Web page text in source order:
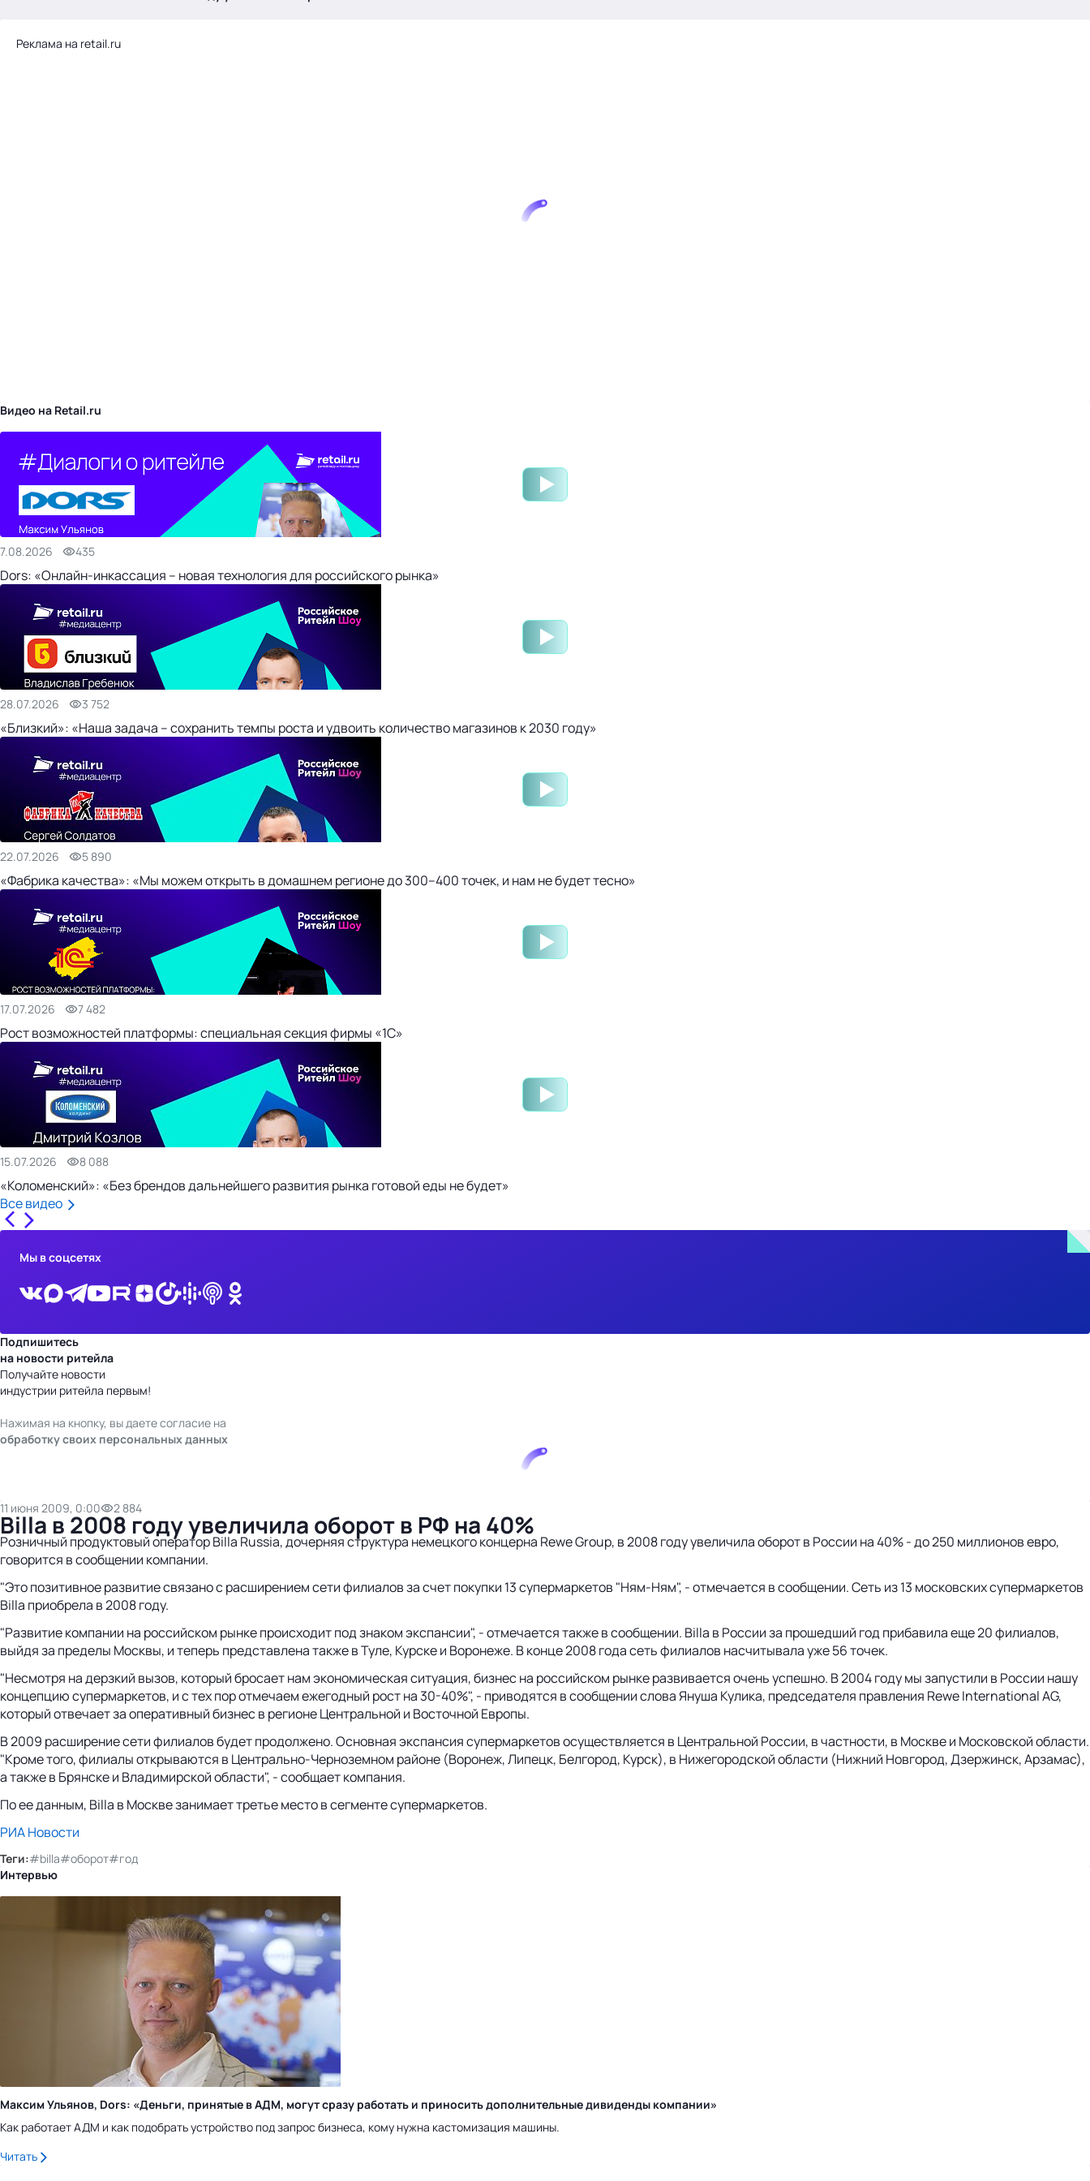
Реклама на retail.ru
Видео на Retail.ru
7.08.2026 435
Dors: «Онлайн-инкассация – новая технология для российского рынка»
28.07.2026 3 752
«Близкий»: «Наша задача – сохранить темпы роста и удвоить количество магазинов к 2030 году»
22.07.2026 5 890
«Фабрика качества»: «Мы можем открыть в домашнем регионе до 300–400 точек, и нам не будет тесно»
17.07.2026 7 482
Рост возможностей платформы: специальная секция фирмы «1С»
15.07.2026 8 088
«Коломенский»: «Без брендов дальнейшего развития рынка готовой еды не будет»
Все видео
Мы в соцсетях
Подпишитесь
на новости ритейла
Получайте новости
индустрии ритейла первым!
Нажимая на кнопку, вы даете согласие на
обработку своих персональных данных
11 июня 2009, 0:00 2 884
Billa в 2008 году увеличила оборот в РФ на 40%
Розничный продуктовый оператор Billa Russia, дочерняя структура немецкого концерна Rewe Group, в 2008 году увеличила оборот в России на 40% - до 250 миллионов евро,
говорится в сообщении компании.
"Это позитивное развитие связано с расширением сети филиалов за счет покупки 13 супермаркетов "Ням-Ням", - отмечается в сообщении. Сеть из 13 московских супермаркетов
Billa приобрела в 2008 году.
"Развитие компании на российском рынке происходит под знаком экспансии", - отмечается также в сообщении. Billa в России за прошедший год прибавила еще 20 филиалов,
выйдя за пределы Москвы, и теперь представлена также в Туле, Курске и Воронеже. В конце 2008 года сеть филиалов насчитывала уже 56 точек.
"Несмотря на дерзкий вызов, который бросает нам экономическая ситуация, бизнес на российском рынке развивается очень успешно. В 2004 году мы запустили в России нашу
концепцию супермаркетов, и с тех пор отмечаем ежегодный рост на 30-40%", - приводятся в сообщении слова Януша Кулика, председателя правления Rewe International AG,
который отвечает за оперативный бизнес в регионе Центральной и Восточной Европы.
В 2009 расширение сети филиалов будет продолжено. Основная экспансия супермаркетов осуществляется в Центральной России, в частности, в Москве и Московской области.
"Кроме того, филиалы открываются в Центрально-Черноземном районе (Воронеж, Липецк, Белгород, Курск), в Нижегородской области (Нижний Новгород, Дзержинск, Арзамас),
а также в Брянске и Владимирской области", - сообщает компания.
По ее данным, Billa в Москве занимает третье место в сегменте супермаркетов.
РИА Новости
Теги:#billa#оборот#год
Интервью
Максим Ульянов, Dors: «Деньги, принятые в АДМ, могут сразу работать и приносить дополнительные дивиденды компании»
Как работает АДМ и как подобрать устройство под запрос бизнеса, кому нужна кастомизация машины.
Читать